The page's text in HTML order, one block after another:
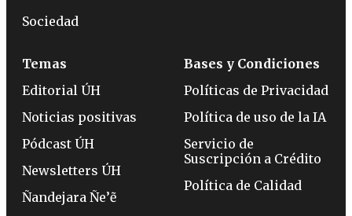
Sociedad
Temas
Editorial ÚH
Noticias positivas
Pódcast ÚH
Newsletters ÚH
Ñandejara Ñe’ẽ
Bases y Condiciones
Políticas de Privacidad
Política de uso de la IA
Servicio de
Suscripción a Crédito
Política de Calidad